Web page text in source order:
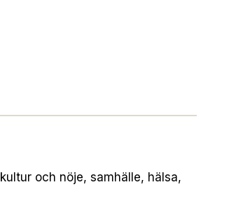
och nöje, samhälle, hälsa,